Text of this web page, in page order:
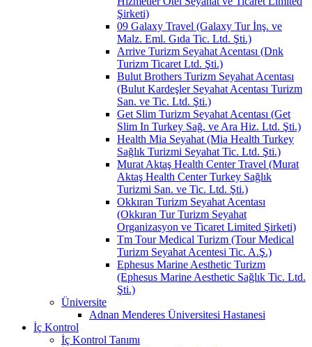
Şirketi)
09 Galaxy Travel (Galaxy Tur İnş. ve
Malz. Eml. Gıda Tic. Ltd. Şti.)
Arrive Turizm Seyahat Acentası (Dnk
Turizm Ticaret Ltd. Şti.)
Bulut Brothers Turizm Seyahat Acentası
(Bulut Kardeşler Seyahat Acentası Turizm
San. ve Tic. Ltd. Şti.)
Get Slim Turizm Seyahat Acentası (Get
Slim In Turkey Sağ. ve Ara Hiz. Ltd. Şti.)
Health Mia Seyahat (Mia Health Turkey
Sağlık Turizmi Seyahat Tic. Ltd. Şti.)
Murat Aktaş Health Center Travel (Murat
Aktaş Health Center Turkey Sağlık
Turizmi San. ve Tic. Ltd. Şti.)
Okkıran Turizm Seyahat Acentası
(Okkıran Tur Turizm Seyahat
Organizasyon ve Ticaret Limited Şirketi)
Tm Tour Medical Turizm (Tour Medical
Turizm Seyahat Acentesi Tic. A.Ş.)
Ephesus Marine Aesthetic Turizm
(Ephesus Marine Aesthetic Sağlık Tic. Ltd.
Şti.)
Üniversite
Adnan Menderes Üniversitesi Hastanesi
İç Kontrol
İç Kontrol Tanımı